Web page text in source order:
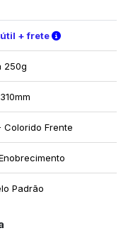
útil + frete Verifique as
250g
Frente
Padrão